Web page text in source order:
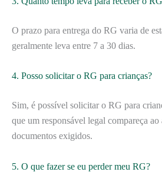
O prazo para entrega do RG varia de
geralmente leva entre 7 a 30 dias.
4. Posso solicitar o RG para crianças?
Sim, é possível solicitar o RG para
que um responsável legal compareça
documentos exigidos.
5. O que fazer se eu perder meu RG?